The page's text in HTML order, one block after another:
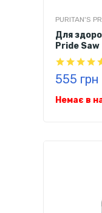
PURITAN'S
Для
Pride
софтгелів
555 грн
Немає в